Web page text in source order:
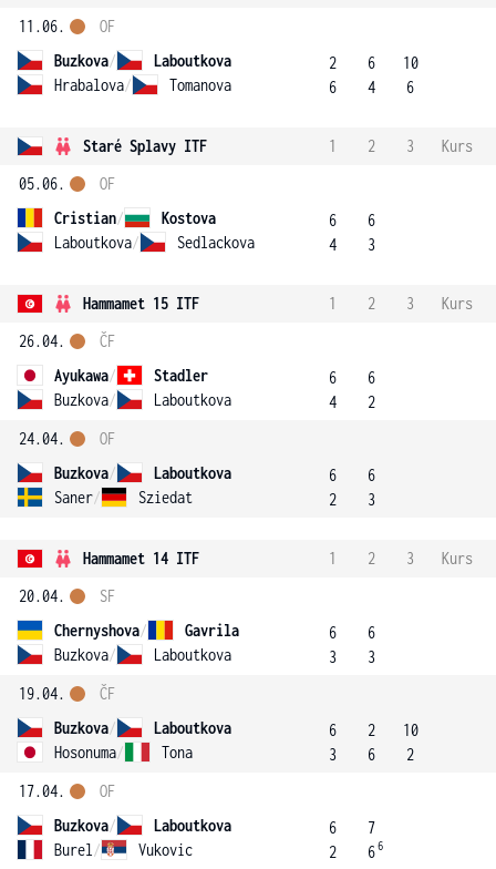
11.06.
Buzkova/
Laboutkova
Hrabalova/ Tomanova
OF
2
6
6
4
10
6
Staré Splavy ITF 1 2 3
Kurs
05.06.
Cristian/
Kostova
Laboutkova/ Sedlackova
OF
6
4
6
3
Hammamet 15 ITF 1 2 3
Kurs
26.04.
Ayukawa/
Stadler
Buzkova/ Laboutkova
ČF
6
4
6
2
24.04.
Buzkova/
Laboutkova
Saner/ Sziedat
OF
6
2
6
3
Hammamet 14 ITF 1 2 3
Kurs
20.04.
Chernyshova/
Gavrila
Buzkova/ Laboutkova
SF
6
3
6
3
19.04.
Buzkova/
Laboutkova
Hosonuma/ Tona
ČF
6
3
2
6
10
2
17.04.
Buzkova/
Laboutkova
Burel / Vukovic
OF
6
2
7
66